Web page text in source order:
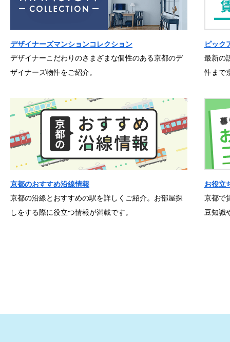
デザイナーズマンションコレクション
デザイナーこだわりのさまざまな個性のある京都のデ
ザイナーズ物件をご紹介。
ピック
最新の
件まで
京都のおすすめ沿線情報
京都の沿線とおすすめの駅を詳しくご紹介。お部屋探
しをする際に役立つ情報が満載です。
お役立
京都で
豆知識